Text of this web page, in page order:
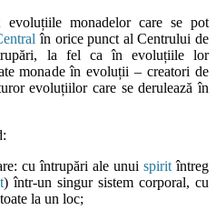
monadelor care se pot
în orice punct al Centrului de
la fel ca în evoluțiile lor
monade în evoluții – creatori de
evoluțiilor care se derulează în
cu întrupări ale unui spirit întreg
) într-un singur sistem corporal, cu
la un loc;